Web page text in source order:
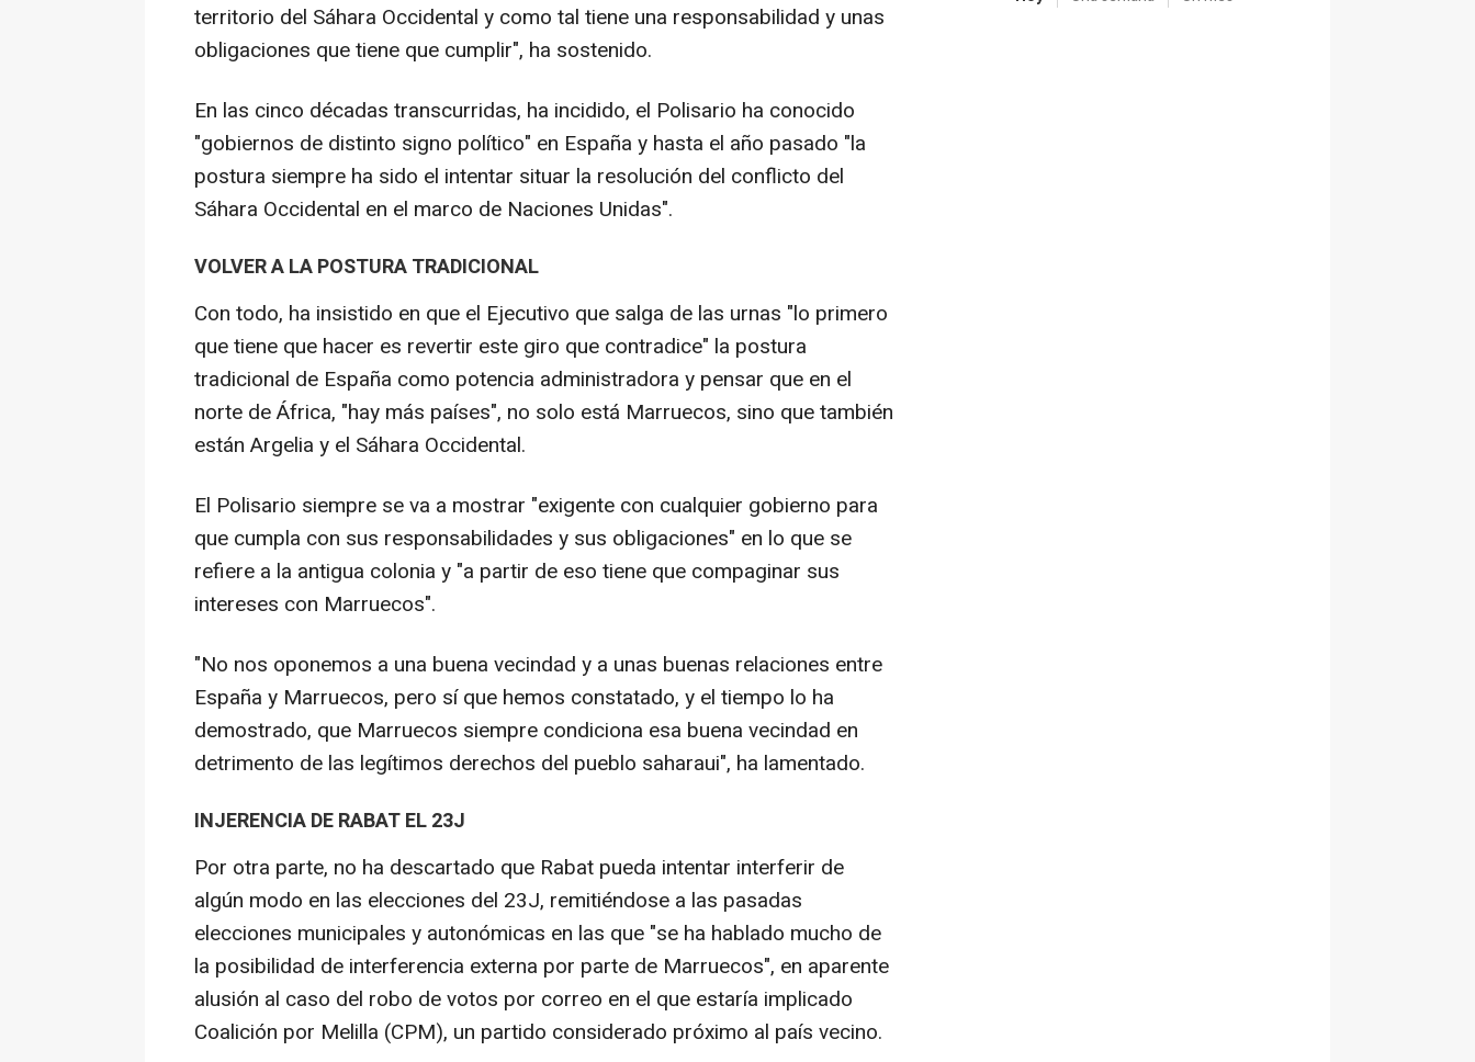
territorio del Sáhara Occidental y como tal tiene una responsabilidad y unas
obligaciones que tiene que cumplir", ha sostenido.
En las cinco décadas transcurridas, ha incidido, el Polisario ha conocido
"gobiernos de distinto signo político" en España y hasta el año pasado "la
postura siempre ha sido el intentar situar la resolución del conflicto del
Sáhara Occidental en el marco de Naciones Unidas".
VOLVER A LA POSTURA TRADICIONAL
Con todo, ha insistido en que el Ejecutivo que salga de las urnas "lo primero
que tiene que hacer es revertir este giro que contradice" la postura
tradicional de España como potencia administradora y pensar que en el
norte de África, "hay más países", no solo está Marruecos, sino que también
están Argelia y el Sáhara Occidental.
El Polisario siempre se va a mostrar "exigente con cualquier gobierno para
que cumpla con sus responsabilidades y sus obligaciones" en lo que se
refiere a la antigua colonia y "a partir de eso tiene que compaginar sus
intereses con Marruecos".
"No nos oponemos a una buena vecindad y a unas buenas relaciones entre
España y Marruecos, pero sí que hemos constatado, y el tiempo lo ha
demostrado, que Marruecos siempre condiciona esa buena vecindad en
detrimento de las legítimos derechos del pueblo saharaui", ha lamentado.
INJERENCIA DE RABAT EL 23J
Por otra parte, no ha descartado que Rabat pueda intentar interferir de
algún modo en las elecciones del 23J, remitiéndose a las pasadas
elecciones municipales y autonómicas en las que "se ha hablado mucho de
la posibilidad de interferencia externa por parte de Marruecos", en aparente
alusión al caso del robo de votos por correo en el que estaría implicado
Coalición por Melilla (CPM), un partido considerado próximo al país vecino.